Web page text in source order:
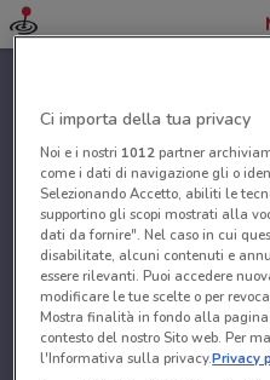
Ci importa della tua privacy
Noi e i nostri 1012partner
come i dati di navigazione gli o
Selezionando Accetto, abiliti le
supportino gli scopi mostrati alla
dati da fornire". Nel caso in cui
disabilitate, alcuni contenuti e
essere rilevanti. Puoi accedere
modificare le tue scelte o per
Mostra finalità in fondo alla
contesto del nostro Sito web. Per
l'Informativa sulla privacy.Privacy